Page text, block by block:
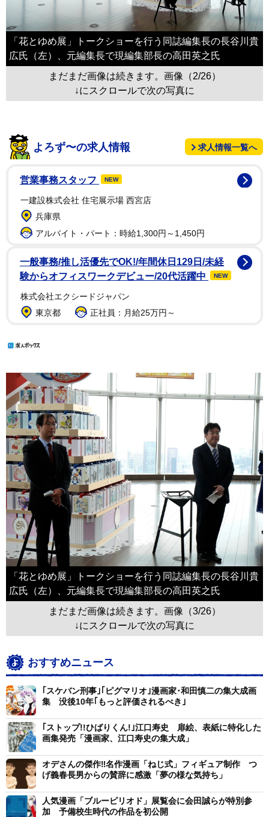
「花とゆめ展」トークショーを行う同誌編集長の長谷川貴
広氏（左）、元編集長で現編集部長の高田英之氏
まだまだ画像は続きます。画像（2/26）
↓にスクロールで次の写真に
よろず〜の求人情報 求人情報一覧へ
営業事務スタッフ NEW
一建設株式会社 住宅展示場 西宮店
兵庫県
アルバイト・パート：時給1,300円～1,450円
一般事務/推し活優先でOK!/年間休日129日/未経
験からオフィスワークデビュー/20代活躍中
NEW
株式会社エクシードジャパン
東京都
正社員：月給25万円～
「花とゆめ展」トークショーを行う同誌編集長の長谷川貴
広氏（左）、元編集長で現編集部長の高田英之氏
まだまだ画像は続きます。画像（3/26）
↓にスクロールで次の写真に
おすすめニュース
｢スケバン刑事｣｢ピグマリオ｣漫画家･和田慎二の集大成画
集 没後10年｢もっと評価されるべき｣
｢ストップ!!ひばりくん!｣江口寿史 扉絵、表紙に特化した
画集発売「漫画家、江口寿史の集大成」
オデさんの傑作‼名作漫画「ねじ式」フィギュア制作 つ
げ義春長男からの賛辞に感激「夢の様な気持ち」
人気漫画「ブルーピリオド」展覧会に会田誠らが特別参
加 予備校生時代の作品を初公開